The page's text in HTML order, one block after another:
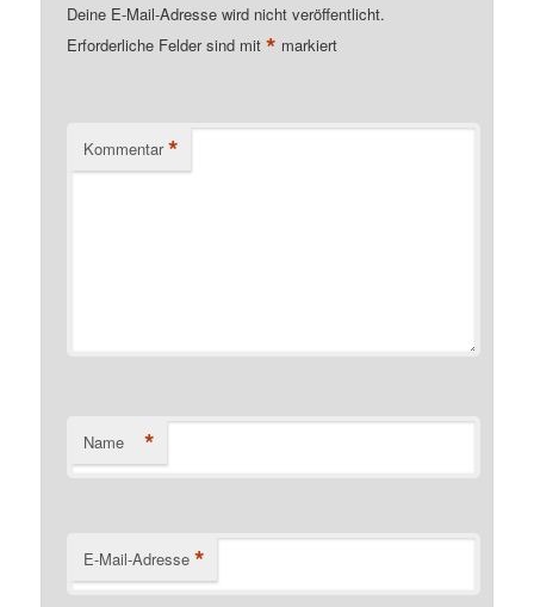
Deine E-Mail-Adresse wird nicht veröffentlicht.
Erforderliche Felder sind mit* markiert
Kommentar *
Name *
E-Mail-Adresse *